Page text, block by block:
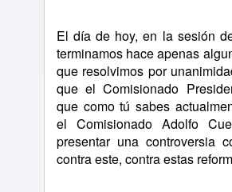
El día de hoy, en la sesión
terminamos hace apenas
que resolvimos por
que el Comisionado
que como tú sabes
el Comisionado Adolfo
presentar una controversia
contra este, contra estas